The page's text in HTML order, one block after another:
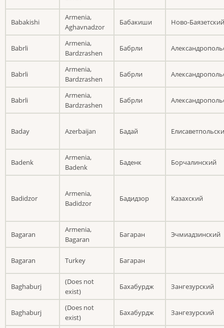
Babakishi
Armenia,
Aghavnadzor
Бабакиши Ново-Баязетский
Babrli
Armenia,
Bardzrashen
Бабрли
Babrli
Armenia,
Bardzrashen
Бабрли
Babrli
Armenia,
Bardzrashen
Бабрли
Baday Azerbaijan Бадай
Badenk
Armenia,
Badenk
Баденк Борчалинский
Badidzor
Armenia,
Badidzor
Бадидзор Казахский
Bagaran
Armenia,
Bagaran
Багаран Эчмиадзинский
Bagaran Turkey Багаран
Baghaburj
(Does not
exist)
Бахабурдж Зангезурский
Baghaburj
(Does not
exist)
Бахабурдж Зангезурский